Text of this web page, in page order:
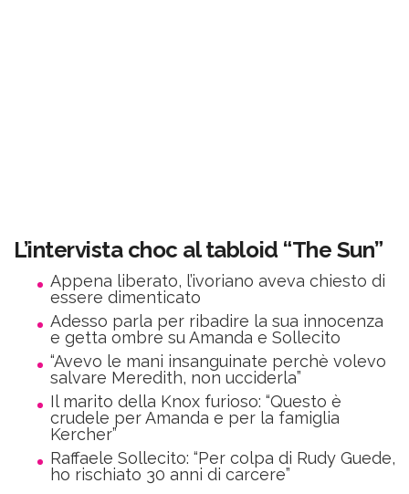
L’intervista choc al tabloid “The Sun”
Appena liberato, l’ivoriano aveva chiesto di
essere dimenticato
Adesso parla per ribadire la sua innocenza
e getta ombre su Amanda e Sollecito
“Avevo le mani insanguinate perchè volevo
salvare Meredith, non ucciderla”
Il marito della Knox furioso: “Questo è
crudele per Amanda e per la famiglia
Kercher”
Raffaele Sollecito: “Per colpa di Rudy Guede,
ho rischiato 30 anni di carcere”